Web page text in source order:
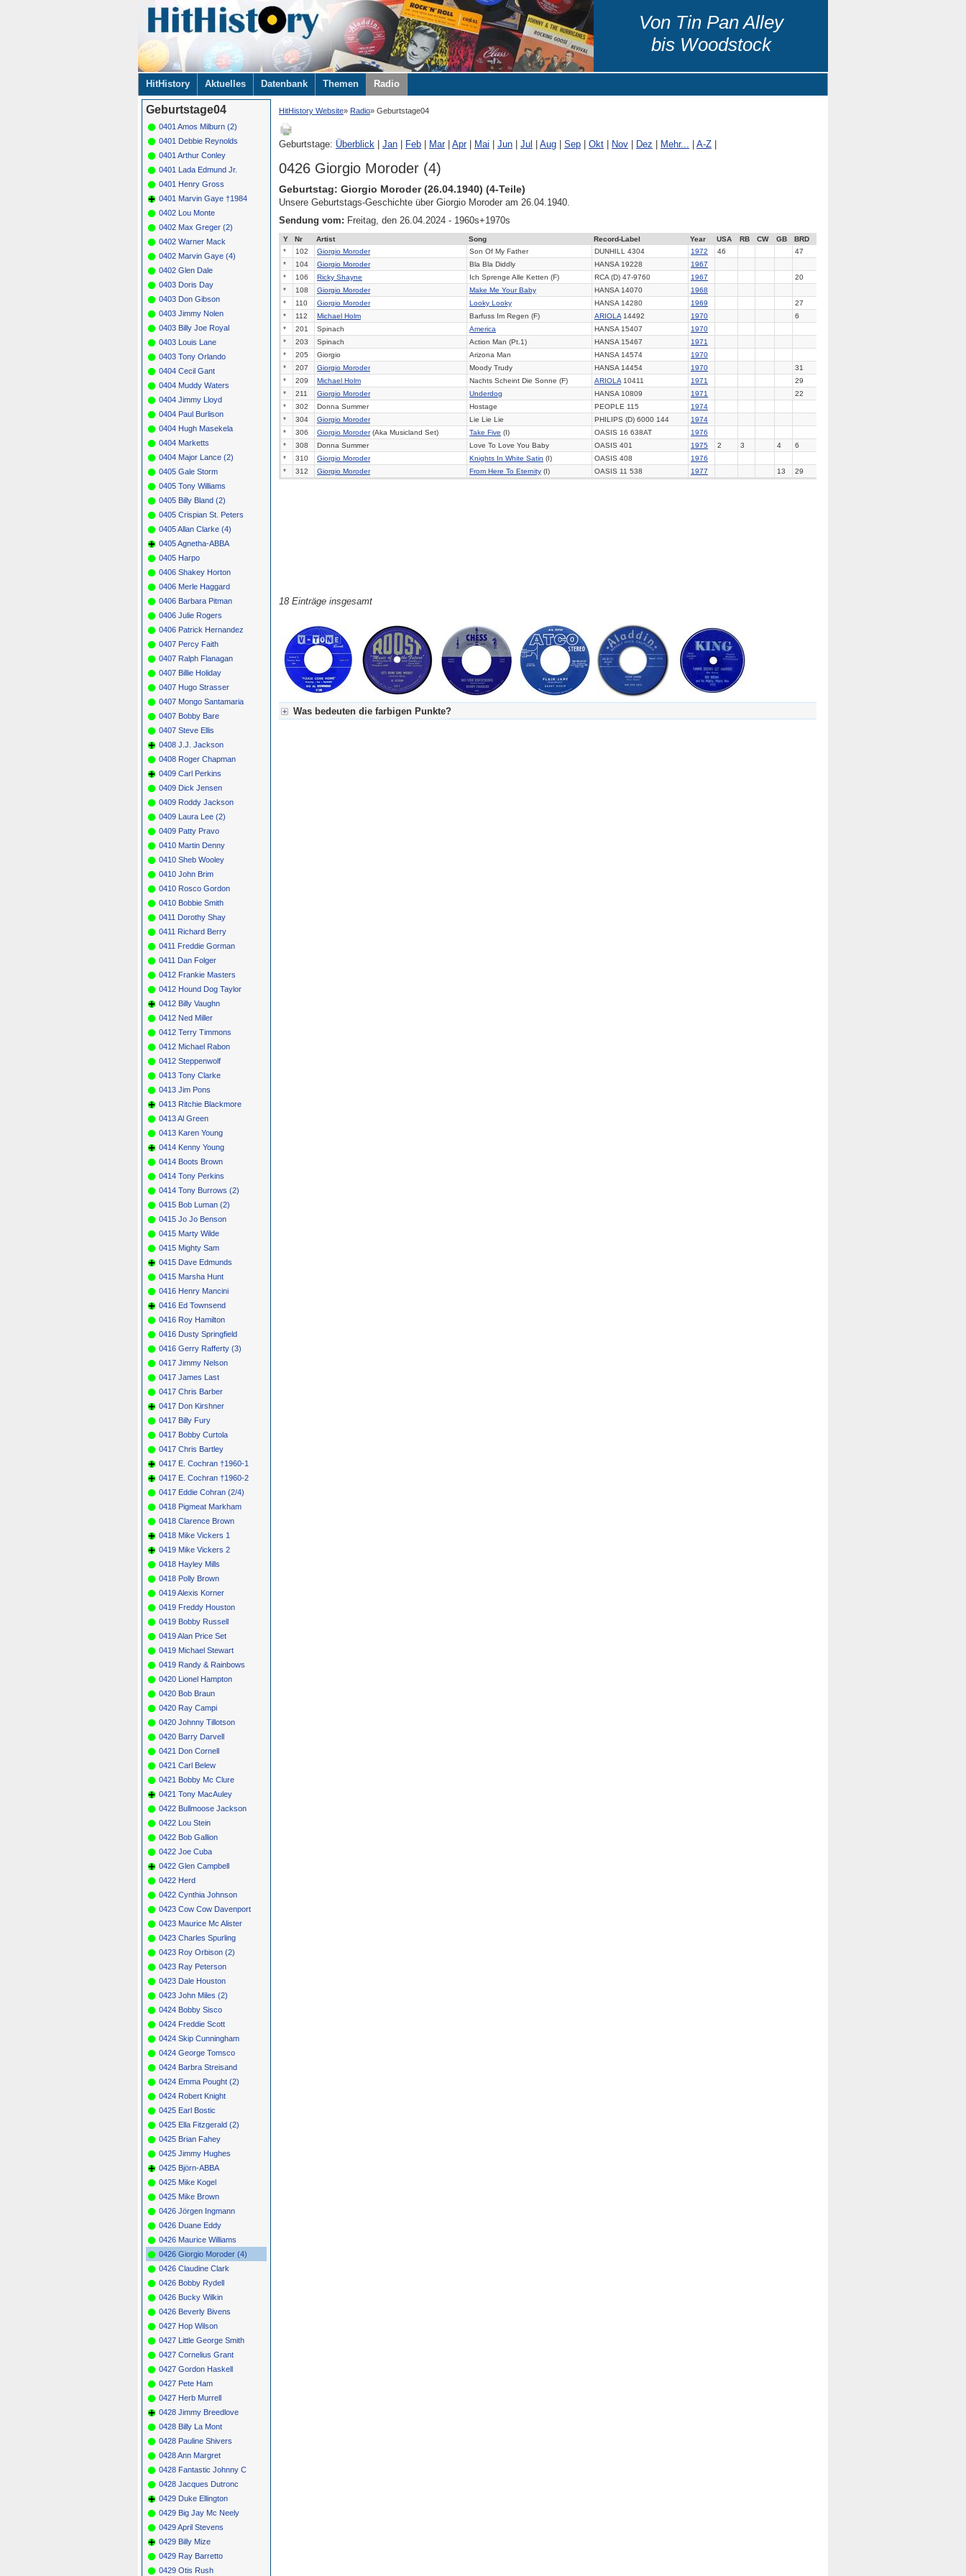
Von Tin Pan Alley
bis Woodstock
Navigation
überspringen
HitHistory Aktuelles Datenbank Themen Radio
HitHistory Website Radio Geburtstage04
Geburtstage: Überblick Jan Feb Mar| Apr| Mai Jun Jul Aug Sep Okt Nov Dez Mehr... A-Z
0426 Giorgio Moroder (4)
Geburtstag: Giorgio Moroder (26.04.1940) (4-Teile)
Unsere Geburtstags-Geschichte über Giorgio Moroder am 26.04.1940.
Sendung vom: Freitag, den 26.04.2024 - 1960s+1970s
Y Nr Artist Song Record-Label Year USA RB CW GB
BRD
*
102 Giorgio Moroder Son Of My Father DUNHILL 4304 1972 46
47
*
104 Giorgio Moroder Bla Bla Diddly HANSA 19228
1967
*
106 Ricky Shayne Ich Sprenge Alle Ketten (F) RCA (D) 47-9760 1967
20
*
108 Giorgio Moroder Make Me Your Baby HANSA 14070
1968
*
110 Giorgio Moroder Looky Looky HANSA 14280 1969
27
*
112 Michael Holm Barfuss Im Regen (F) ARIOLA14492 1970
6
*
201 Spinach America HANSA 15407
1970
*
203 Spinach Action Man (Pt.1) HANSA 15467
1971
*
205 Giorgio Arizona Man HANSA 14574
1970
*
207 Giorgio Moroder Moody Trudy HANSA 14454 1970
31
*
209 Michael Holm Nachts Scheint Die Sonne (F) ARIOLA10411 1971
29
*
211 Giorgio Moroder Underdog HANSA 10809 1971
22
*
302 Donna Summer Hostage PEOPLE 115
1974
*
304 Giorgio Moroder Lie Lie Lie PHILIPS (D) 6000 144
1974
*
306 Giorgio Moroder(Aka Musicland Set) Take Five (I) OASIS 16 638AT
1976
*
308 Donna Summer Love To Love You Baby OASIS 401 1975 2 3 4
6
*
310 Giorgio Moroder Knights In White Satin (I) OASIS 408
1976
*
312 Giorgio Moroder From Here To Eternity (I) OASIS 11 538 1977 13 29
18 Einträge insgesamt
Was bedeuten die farbigen Punkte?
Geburtstage04
0401 Amos Milburn (2)
0401 Debbie Reynolds
0401 Arthur Conley
0401 Lada Edmund Jr.
0401 Henry Gross
0401 Marvin Gaye †1984
0402 Lou Monte
0402 Max Greger (2)
0402 Warner Mack
0402 Marvin Gaye (4)
0402 Glen Dale
0403 Doris Day
0403 Don Gibson
0403 Jimmy Nolen
0403 Billy Joe Royal
0403 Louis Lane
0403 Tony Orlando
0404 Cecil Gant
0404 Muddy Waters
0404 Jimmy Lloyd
0404 Paul Burlison
0404 Hugh Masekela
0404 Marketts
0404 Major Lance (2)
0405 Gale Storm
0405 Tony Williams
0405 Billy Bland (2)
0405 Crispian St. Peters
0405 Allan Clarke (4)
0405 Agnetha-ABBA
0405 Harpo
0406 Shakey Horton
0406 Merle Haggard
0406 Barbara Pitman
0406 Julie Rogers
0406 Patrick Hernandez
0407 Percy Faith
0407 Ralph Flanagan
0407 Billie Holiday
0407 Hugo Strasser
0407 Mongo Santamaria
0407 Bobby Bare
0407 Steve Ellis
0408 J.J. Jackson
0408 Roger Chapman
0409 Carl Perkins
0409 Dick Jensen
0409 Roddy Jackson
0409 Laura Lee (2)
0409 Patty Pravo
0410 Martin Denny
0410 Sheb Wooley
0410 John Brim
0410 Rosco Gordon
0410 Bobbie Smith
0411 Dorothy Shay
0411 Richard Berry
0411 Freddie Gorman
0411 Dan Folger
0412 Frankie Masters
0412 Hound Dog Taylor
0412 Billy Vaughn
0412 Ned Miller
0412 Terry Timmons
0412 Michael Rabon
0412 Steppenwolf
0413 Tony Clarke
0413 Jim Pons
0413 Ritchie Blackmore
0413 Al Green
0413 Karen Young
0414 Kenny Young
0414 Boots Brown
0414 Tony Perkins
0414 Tony Burrows (2)
0415 Bob Luman (2)
0415 Jo Jo Benson
0415 Marty Wilde
0415 Mighty Sam
0415 Dave Edmunds
0415 Marsha Hunt
0416 Henry Mancini
0416 Ed Townsend
0416 Roy Hamilton
0416 Dusty Springfield
0416 Gerry Rafferty (3)
0417 Jimmy Nelson
0417 James Last
0417 Chris Barber
0417 Don Kirshner
0417 Billy Fury
0417 Bobby Curtola
0417 Chris Bartley
0417 E. Cochran †1960-1
0417 E. Cochran †1960-2
0417 Eddie Cohran (2/4)
0418 Pigmeat Markham
0418 Clarence Brown
0418 Mike Vickers 1
0419 Mike Vickers 2
0418 Hayley Mills
0418 Polly Brown
0419 Alexis Korner
0419 Freddy Houston
0419 Bobby Russell
0419 Alan Price Set
0419 Michael Stewart
0419 Randy & Rainbows
0420 Lionel Hampton
0420 Bob Braun
0420 Ray Campi
0420 Johnny Tillotson
0420 Barry Darvell
0421 Don Cornell
0421 Carl Belew
0421 Bobby Mc Clure
0421 Tony MacAuley
0422 Bullmoose Jackson
0422 Lou Stein
0422 Bob Gallion
0422 Joe Cuba
0422 Glen Campbell
0422 Herd
0422 Cynthia Johnson
0423 Cow Cow Davenport
0423 Maurice Mc Alister
0423 Charles Spurling
0423 Roy Orbison (2)
0423 Ray Peterson
0423 Dale Houston
0423 John Miles (2)
0424 Bobby Sisco
0424 Freddie Scott
0424 Skip Cunningham
0424 George Tomsco
0424 Barbra Streisand
0424 Emma Pought (2)
0424 Robert Knight
0425 Earl Bostic
0425 Ella Fitzgerald (2)
0425 Brian Fahey
0425 Jimmy Hughes
0425 Björn-ABBA
0425 Mike Kogel
0425 Mike Brown
0426 Jörgen Ingmann
0426 Duane Eddy
0426 Maurice Williams
0426 Giorgio Moroder (4)
0426 Claudine Clark
0426 Bobby Rydell
0426 Bucky Wilkin
0426 Beverly Bivens
0427 Hop Wilson
0427 Little George Smith
0427 Cornelius Grant
0427 Gordon Haskell
0427 Pete Ham
0427 Herb Murrell
0428 Jimmy Breedlove
0428 Billy La Mont
0428 Pauline Shivers
0428 Ann Margret
0428 Fantastic Johnny C
0428 Jacques Dutronc
0429 Duke Ellington
0429 Big Jay Mc Neely
0429 April Stevens
0429 Billy Mize
0429 Ray Barretto
0429 Otis Rush